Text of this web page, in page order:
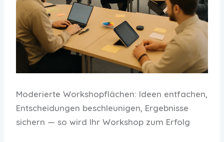
Moderierte Workshopflächen: Ideen entfachen,
Entscheidungen beschleunigen, Ergebnisse
sichern — so wird Ihr Workshop zum Erfolg